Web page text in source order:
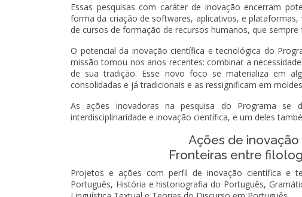
Essas pesquisas com caráter de inovação encerram
forma da criação de softwares, aplicativos, e
de cursos de formação de recursos humanos, que
O potencial da inovação científica e tecnológica do
missão tomou nos anos recentes: combinar a
de sua tradição. Esse novo foco se materializa em
consolidadas e já tradicionais e as ressignificam em
As ações inovadoras na pesquisa do Programa se
interdisciplinaridade e inovação científica, e um deles
Ações de
Fronteiras entre
Projetos e ações com perfil de inovação científica e
Português, História e historiografia do Português,